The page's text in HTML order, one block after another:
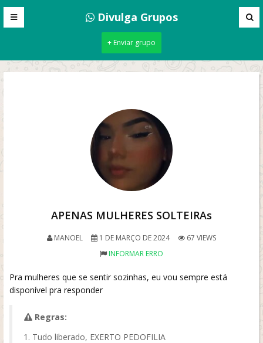
Divulga Grupos
+ Enviar grupo
APENAS MULHERES SOLTEIRAs
MANOEL 1 DE MARÇO DE 2024
67 VIEWS
INFORMAR ERRO
Pra mulheres que se sentir sozinhas, eu vou sempre está
disponível pra responder
Regras:
Tudo liberado, EXERTO PEDOFILIA